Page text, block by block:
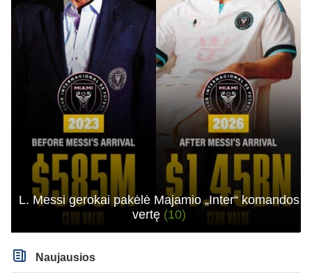
L. Messi gerokai pakėlė Majamio „Inter“ komandos
vertę (10)
Naujausios